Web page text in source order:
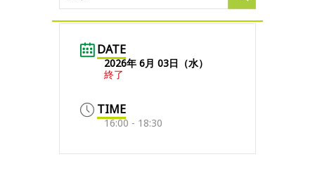
DATE
2026年 6月 03日（水）
終了
TIME
16:00 - 18:30